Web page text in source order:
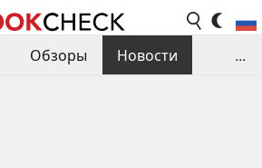
Обзоры
Новости
...